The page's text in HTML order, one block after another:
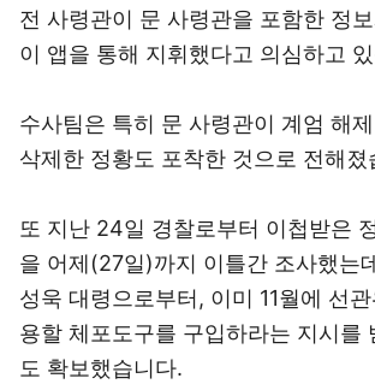
전 사령관이 문 사령관을 포함한 정
이 앱을 통해 지휘했다고 의심하고
수사팀은 특히 문 사령관이 계엄 해
삭제한 정황도 포착한 것으로 전해졌
또 지난 24일 경찰로부터 이첩받은
을 어제(27일)까지 이틀간 조사했는
성욱 대령으로부터, 이미 11월에 선
용할 체포도구를 구입하라는 지시를
도 확보했습니다.